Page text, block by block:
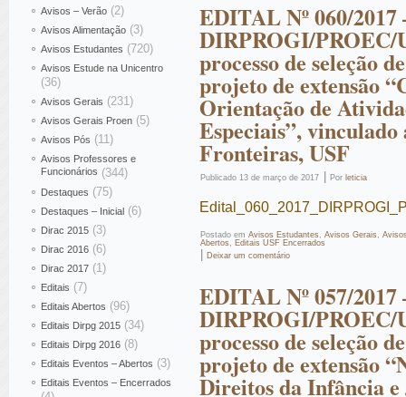
Avisos – Verão (2)
Avisos Alimentação (3)
Avisos Estudantes (720)
Avisos Estude na Unicentro
(36)
Avisos Gerais (231)
Avisos Gerais Proen (5)
Avisos Pós (11)
Avisos Professores e
Funcionários (344)
Destaques (75)
Destaques – Inicial (6)
Dirac 2015 (3)
Dirac 2016 (6)
Dirac 2017 (1)
Editais (7)
Editais Abertos (96)
Editais Dirpg 2015 (34)
Editais Dirpg 2016 (8)
Editais Eventos – Abertos (3)
Editais Eventos – Encerrados
EDITAL Nº 060/2017
DIRPROGI/
processo de seleção
projeto de extensão
Orientação de
Especiais”,
Fronteiras, USF
Publicado 13 de março de 2017 Por leticia
Postado em Avisos Estudantes , Avisos Gerais ,
Abertos , Editais USF Encerrados
Deixar um comentário
EDITAL Nº 057/2017
DIRPROGI/
processo de seleção
projeto de extensão
Direitos da Infância